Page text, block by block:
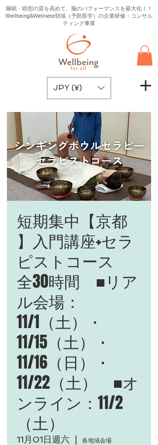
睡眠・瞑想の質を高めて、脳のパフォーマンスを最大化！！
Wellbeing&Wellness領域（予防医学）の企業研修・コンサル
ティング事業
JPY (¥)
短期集中【京都
】入門講座+セラ
ピストコース
全30時間 ■リア
ル会場：
11/1（土）・
11/15（土）・
11/16（日）・
11/22（土） ■オ
ンライン：11/2
（土）
11月01日週六
  |
各地域会場